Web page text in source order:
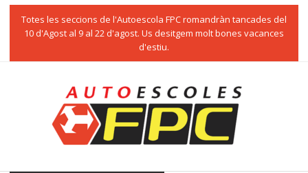
Totes les seccions de l'Autoescola FPC romandràn tancades del
10 d'Agost al 9 al 22 d'agost. Us desitgem molt bones vacances
d'estiu.